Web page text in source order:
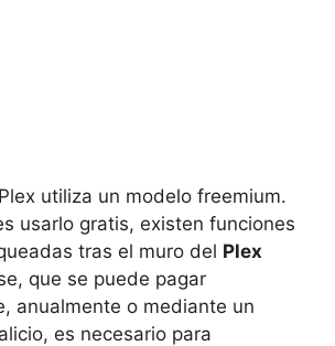
utiliza un modelo freemium.
usarlo gratis, existen funciones
tras el muro del Plex
que se puede pagar
anualmente o mediante un
es necesario para